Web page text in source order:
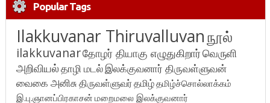
Popular Tags
Ilakkuvanar Thiruvalluvanநூல்
ilakkuvanarதோழர் தியாகு எழுதுகிறார்வெருளி
அறிவியல்தாழி மடல்இலக்குவனார் திருவள்ளுவன்
வைகை அனிசுதிருவள்ளுவர்தமிழ்தமிழ்ச்சொல்லாக்கம்
இ.பு.ஞானப்பிரகாசன் மறைமலை இலக்குவனார்